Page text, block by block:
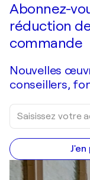
Abonnez-
réduction
commande
Nouvelles
conseillers,